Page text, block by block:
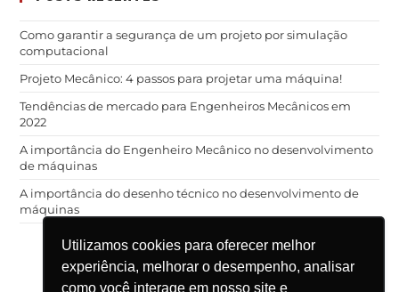
Utilizamos cookies para oferecer melhor
experiência, melhorar o desempenho, analisar
como você interage em nosso site e
Como garantir a segurança de um projeto por simulação
computacional
Projeto Mecânico: 4 passos para projetar uma máquina!
Tendências de mercado para Engenheiros Mecânicos em
2022
A importância do Engenheiro Mecânico no desenvolvimento
de máquinas
A importância do desenho técnico no desenvolvimento de
máquinas